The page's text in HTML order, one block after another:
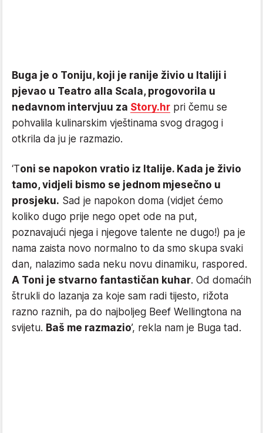
Buga je o Toniju, koji je ranije živio u Italiji i
pjevao u Teatro alla Scala, progovorila u
nedavnom intervjuu za Story.hr pri čemu se
pohvalila kulinarskim vještinama svog dragog i
otkrila da ju je razmazio.
‘Toni se napokon vratio iz Italije. Kada je živio
tamo, vidjeli bismo se jednom mjesečno u
prosjeku. Sad je napokon doma (vidjet ćemo
koliko dugo prije nego opet ode na put,
poznavajući njega i njegove talente ne dugo!) pa je
nama zaista novo normalno to da smo skupa svaki
dan, nalazimo sada neku novu dinamiku, raspored.
A Toni je stvarno fantastičan kuhar. Od domaćih
štrukli do lazanja za koje sam radi tijesto, rižota
razno raznih, pa do najboljeg Beef Wellingtona na
svijetu. Baš me razmazio’, rekla nam je Buga tad.